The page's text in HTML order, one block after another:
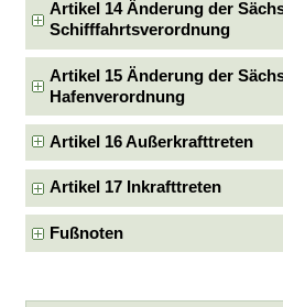
Artikel 14 Änderung der
Schifffahrtsverordnung
Artikel 15 Änderung der
Hafenverordnung
Artikel 16 Außerkrafttreten
Artikel 17 Inkrafttreten
Fußnoten